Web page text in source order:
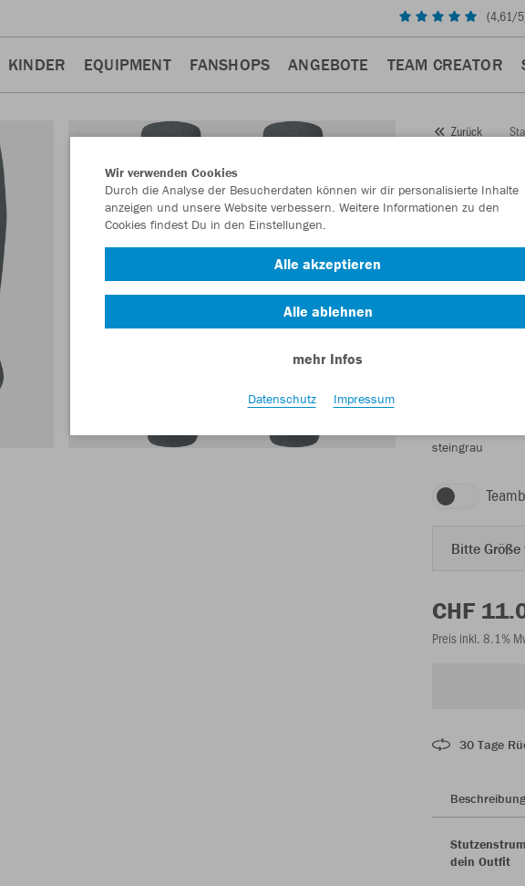
(4,61/
KINDER EQUIPMENT FANSHOPS ANGEBOTE TEAM CREATOR
Zurück
Lust auf 30%
steingrau
Bitte
CHF
Preis inkl. 8.1%
30 Tage
Beschreibung
dein Outfit
Wir verwenden Cookies
Durch die Analyse der Besucherdaten können wir dir personalisierte Inhalte
anzeigen und unsere Website verbessern. Weitere Informationen zu den
Cookies findest Du in den Einstellungen.
Alle akzeptieren
Alle ablehnen
mehr Infos
Datenschutz Impressum